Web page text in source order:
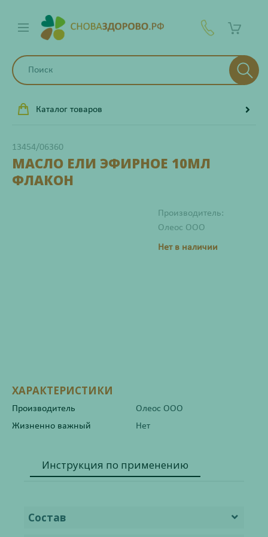
Каталог товаров
13454/06360
МАСЛО ЕЛИ ЭФИРНОЕ 10МЛ
ФЛАКОН
Производитель:
Олеос ООО
Нет в наличии
ХАРАКТЕРИСТИКИ
Производитель
Олеос ООО
Жизненно важный
Нет
Инструкция по применению
Состав